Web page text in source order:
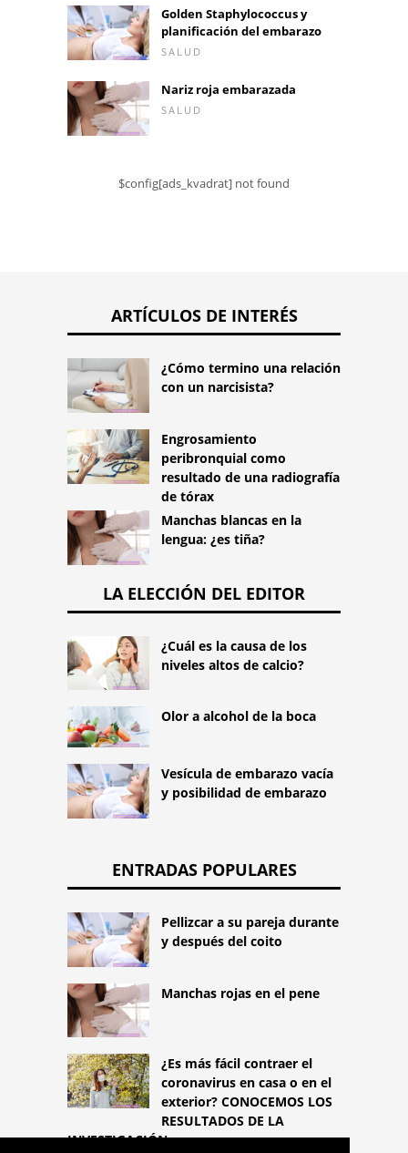
Golden Staphylococcus y
planificación del embarazo
SALUD
Nariz roja embarazada
SALUD
$config[ads_kvadrat] not found
ARTÍCULOS DE INTERÉS
¿Cómo termino una relación
con un narcisista?
Engrosamiento
peribronquial como
resultado de una radiografía
de tórax
Manchas blancas en la
lengua: ¿es tiña?
LA ELECCIÓN DEL EDITOR
¿Cuál es la causa de los
niveles altos de calcio?
Olor a alcohol de la boca
Vesícula de embarazo vacía
y posibilidad de embarazo
ENTRADAS POPULARES
Pellizcar a su pareja durante
y después del coito
Manchas rojas en el pene
¿Es más fácil contraer el
coronavirus en casa o en el
exterior? CONOCEMOS LOS
RESULTADOS DE LA
INVESTIGACIÓN